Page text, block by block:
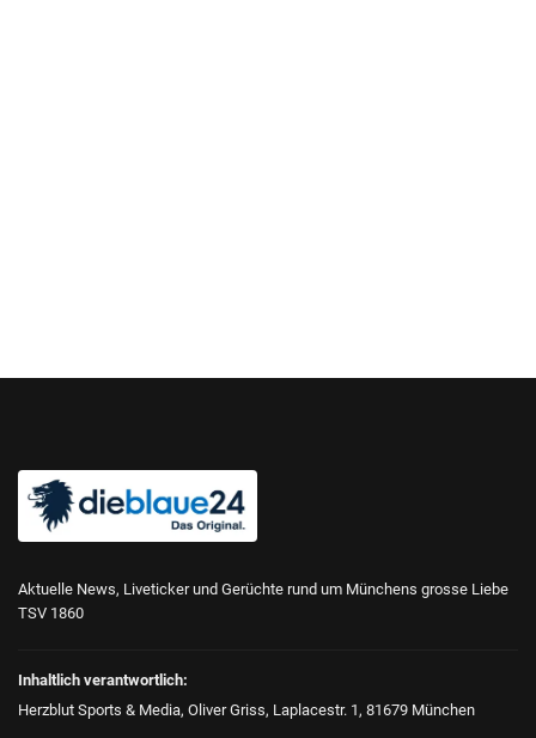
Aktuelle News, Liveticker und Gerüchte rund um Münchens grosse Liebe
TSV 1860
Inhaltlich verantwortlich:
Herzblut Sports & Media, Oliver Griss, Laplacestr. 1, 81679 München